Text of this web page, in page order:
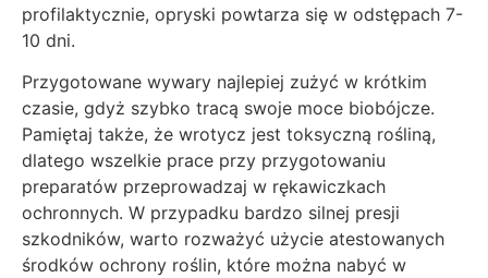
profilaktycznie, opryski powtarza się w odstępach 7-
10 dni.
Przygotowane wywary najlepiej zużyć w krótkim
czasie, gdyż szybko tracą swoje moce biobójcze.
Pamiętaj także, że wrotycz jest toksyczną rośliną,
dlatego wszelkie prace przy przygotowaniu
preparatów przeprowadzaj w rękawiczkach
ochronnych. W przypadku bardzo silnej presji
szkodników, warto rozważyć użycie atestowanych
środków ochrony roślin, które można nabyć w